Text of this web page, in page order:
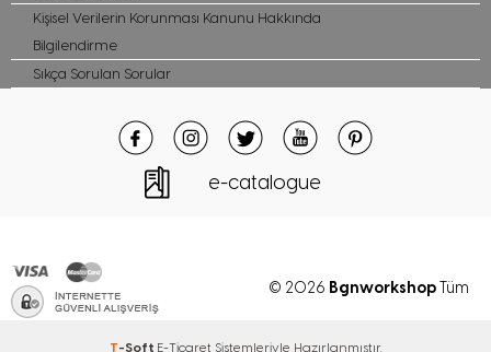
Kişisel Verilerin Korunması Kanunu Hakkında
Bilgilendirme
Sıkça Sorulan Sorular
e-catalogue
© 2026 BgnworkshopTüm
hakları saklıdır
T-Soft E-Ticaret Sistemleriyle Hazırlanmıştır.